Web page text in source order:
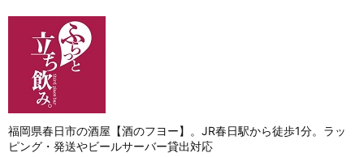
福岡県春日市の酒屋【酒のフヨー】。JR春日駅から徒歩1分。ラッ
ピング・発送やビールサーバー貸出対応